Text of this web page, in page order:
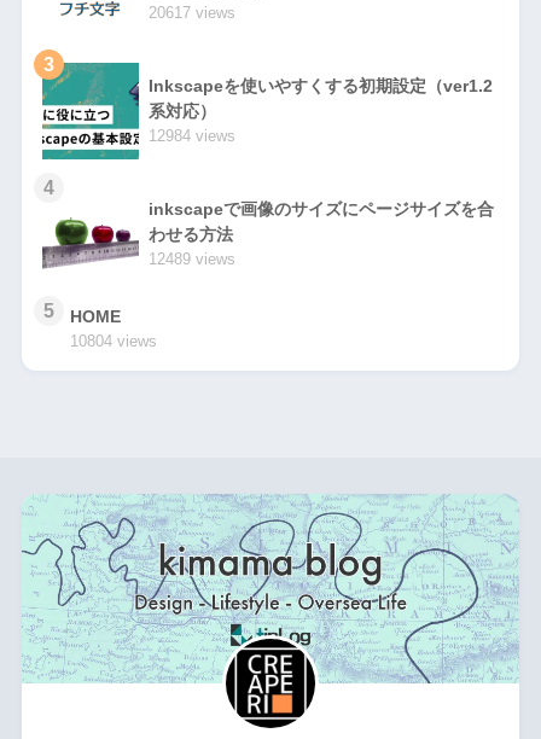
20617 views
3
Inkscapeを使いやすくする初期設定（ver1.2
系対応）
12984 views
4
inkscapeで画像のサイズにページサイズを合
わせる方法
12489 views
5 HOME
10804 views